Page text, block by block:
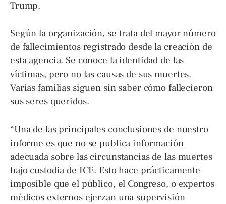
Trump.
Según la organización, se trata del mayor número
de fallecimientos registrado desde la creación de
esta agencia. Se conoce la identidad de las
víctimas, pero no las causas de sus muertes.
Varias familias siguen sin saber cómo fallecieron
sus seres queridos.
“Una de las principales conclusiones de nuestro
informe es que no se publica información
adecuada sobre las circunstancias de las muertes
bajo custodia de ICE. Esto hace prácticamente
imposible que el público, el Congreso, o expertos
médicos externos ejerzan una supervisión